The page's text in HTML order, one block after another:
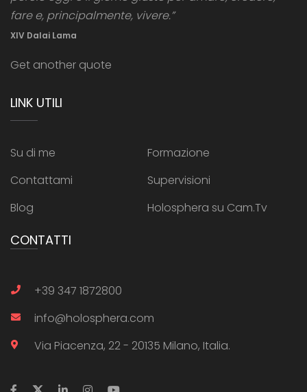
fare e, principalmente, vivere.”
XIV Dalai Lama
Get another quote
LINK UTILI
Su di me
Formazione
Contattami
Supervisioni
Blog
Holosphera su Cam.Tv
CONTATTI
+39 347 1872800
info@holosphera.com
Via Piacenza, 22 - 20135 Milano, Italia.